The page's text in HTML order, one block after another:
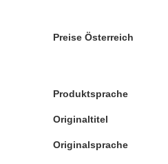
Preise Österreich
Produktsprache
Originaltitel
Originalsprache